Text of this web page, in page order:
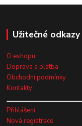
Užitečné odkazy
O eshopu
Doprava a platba
Obchodní podmínky
Kontakty
Přihlášení
Nová registrace